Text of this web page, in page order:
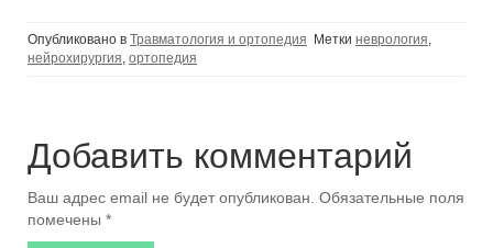
Опубликовано в Травматология и ортопедия Метки неврология,
нейрохирургия, ортопедия
Добавить комментарий
Ваш адрес email не будет опубликован. Обязательные поля
помечены *